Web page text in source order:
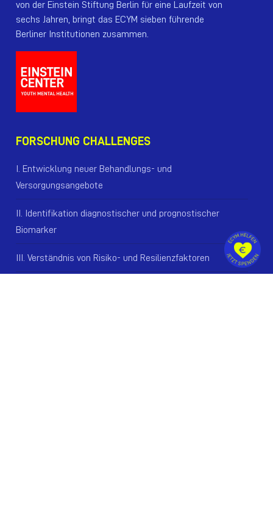
von der Einstein Stiftung Berlin für eine Laufzeit von
sechs Jahren, bringt das ECYM sieben führende
Berliner Institutionen zusammen.
FORSCHUNG CHALLENGES
I. Entwicklung neuer Behandlungs- und
Versorgungsangebote
II. Identifikation diagnostischer und prognostischer
Biomarker
III. Verständnis von Risiko- und Resilienzfaktoren